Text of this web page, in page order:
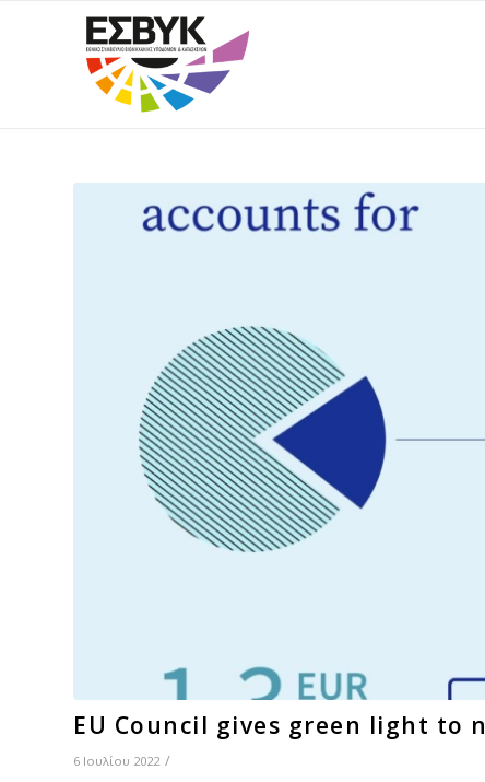
EU Council gives green light
6 Ιουλίου 2022 /